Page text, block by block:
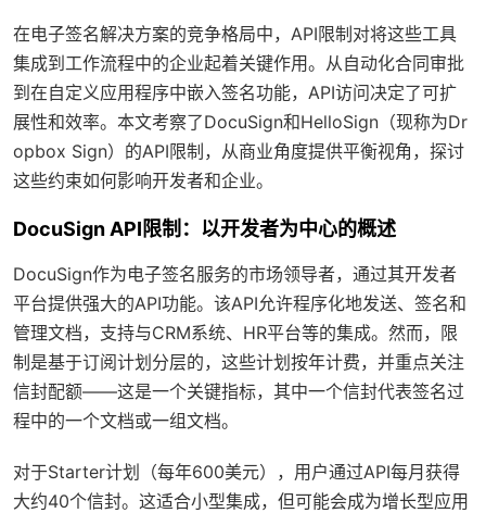
在电子签名解决方案的竞争格局中，API限制对将这些工具
集成到工作流程中的企业起着关键作用。从自动化合同审批
到在自定义应用程序中嵌入签名功能，API访问决定了可扩
展性和效率。本文考察了DocuSign和HelloSign（现称为Dr
opbox Sign）的API限制，从商业角度提供平衡视角，探讨
这些约束如何影响开发者和企业。
DocuSign API限制：以开发者为中心的概述
DocuSign作为电子签名服务的市场领导者，通过其开发者
平台提供强大的API功能。该API允许程序化地发送、签名和
管理文档，支持与CRM系统、HR平台等的集成。然而，限
制是基于订阅计划分层的，这些计划按年计费，并重点关注
信封配额——这是一个关键指标，其中一个信封代表签名过
程中的一个文档或一组文档。
对于Starter计划（每年600美元），用户通过API每月获得
大约40个信封。这适合小型集成，但可能会成为增长型应用